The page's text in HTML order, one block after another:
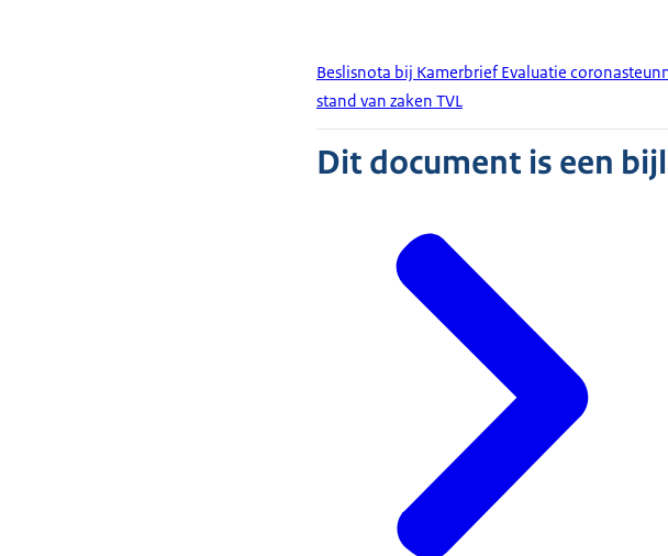
Beslisnota bij Kamerbrief Evaluatie
stand van zaken TVL
Dit document is een